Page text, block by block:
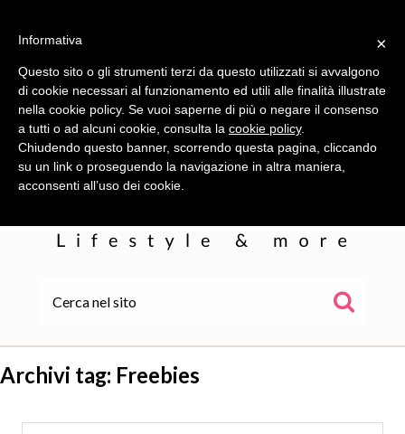
Archivi tag: Freebies
×
Informativa
Questo sito o gli strumenti terzi da questo utilizzati si avvalgono
di cookie necessari al funzionamento ed utili alle finalità illustrate
nella cookie policy. Se vuoi saperne di più o negare il consenso
a tutti o ad alcuni cookie, consulta la cookie policy.
Chiudendo questo banner, scorrendo questa pagina, cliccando
su un link o proseguendo la navigazione in altra maniera,
acconsenti all’uso dei cookie.